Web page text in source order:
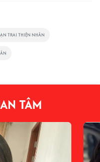
TRAI THIỆN NHÂN
TÂM